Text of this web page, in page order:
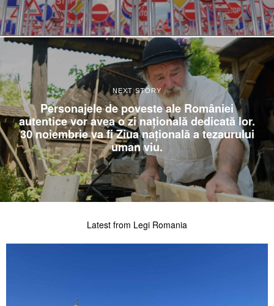
NEXT STORY
Personajele de poveste ale României
autentice vor avea o zi națională dedicată lor.
30 noiembrie va fi Ziua națională a tezaurului
uman viu.
Latest from Legi Romania